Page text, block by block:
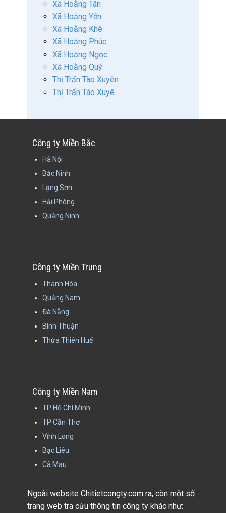
Xã Hoằng Tân
Xã Hoằng Yến
Xã Hoằng Khê
Xã Hoằng Phúc
Xã Hoằng Ngọc
Xã Hoằng Quý
Thị Trấn Tào Xuyên
Thị Trấn Tào Xuyê
Công ty Miền Bắc
Hà Nội
Bắc Ninh
Lạng Sơn
Hải Phòng
Quảng Ninh
Công ty Miền Trung
Thanh Hóa
Quảng Nam
Đà Nẵng
Bình Thuận
Thừa Thiên Huế
Công ty Miền Nam
TP Hồ Chí Minh
TP Cần Thơ
Vĩnh Long
Bạc Liêu
Cà Mau
Ngoài website Chitietcongty.com ra, còn một số
trang web tra cứu thông tin công ty khác như: